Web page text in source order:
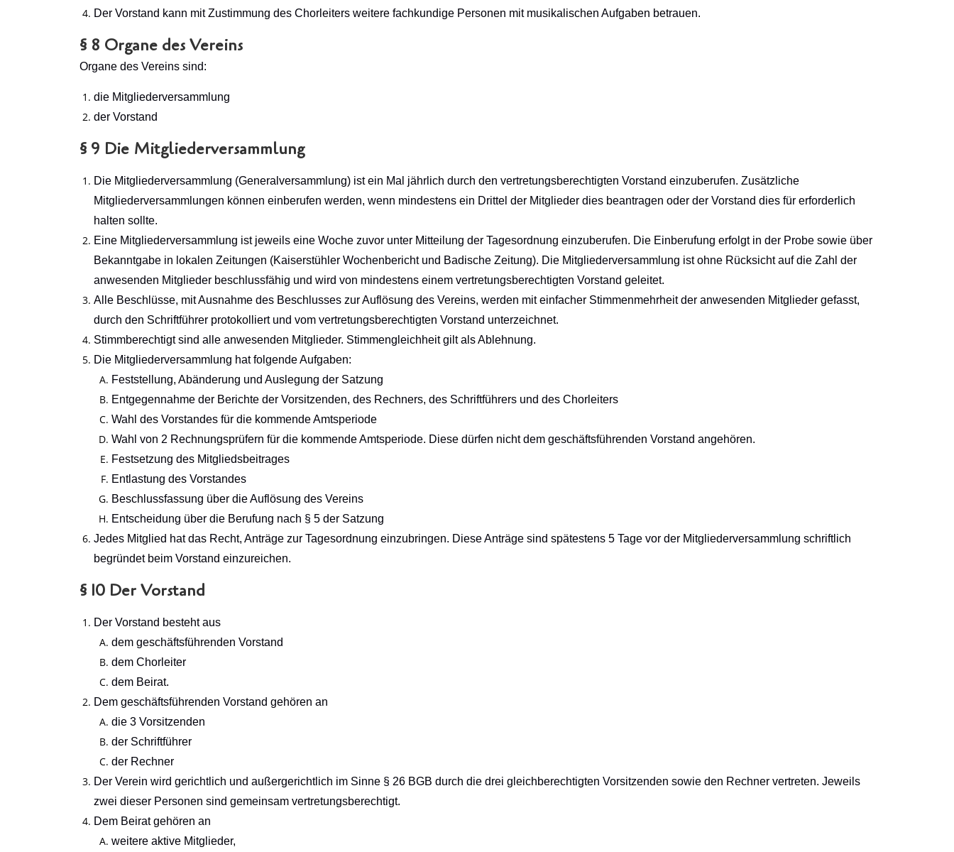
Der Vorstand kann mit Zustimmung des Chorleiters weitere fachkundige Personen mit musikalischen Aufgaben betrauen.
§ 8 Organe des Vereins
Organe des Vereins sind:
die Mitgliederversammlung
der Vorstand
§ 9 Die Mitgliederversammlung
Die Mitgliederversammlung (Generalversammlung) ist ein Mal jährlich durch den vertretungsberechtigten Vorstand einzuberufen. Zusätzliche
Mitgliederversammlungen können einberufen werden, wenn mindestens ein Drittel der Mitglieder dies beantragen oder der Vorstand dies für erforderlich
halten sollte.
Eine Mitgliederversammlung ist jeweils eine Woche zuvor unter Mitteilung der Tagesordnung einzuberufen. Die Einberufung erfolgt in der Probe sowie über
Bekanntgabe in lokalen Zeitungen (Kaiserstühler Wochenbericht und Badische Zeitung). Die Mitgliederversammlung ist ohne Rücksicht auf die Zahl der
anwesenden Mitglieder beschlussfähig und wird von mindestens einem vertretungsberechtigten Vorstand geleitet.
Alle Beschlüsse, mit Ausnahme des Beschlusses zur Auflösung des Vereins, werden mit einfacher Stimmenmehrheit der anwesenden Mitglieder gefasst,
durch den Schriftführer protokolliert und vom vertretungsberechtigten Vorstand unterzeichnet.
Stimmberechtigt sind alle anwesenden Mitglieder. Stimmengleichheit gilt als Ablehnung.
Die Mitgliederversammlung hat folgende Aufgaben:
Feststellung, Abänderung und Auslegung der Satzung
Entgegennahme der Berichte der Vorsitzenden, des Rechners, des Schriftführers und des Chorleiters
Wahl des Vorstandes für die kommende Amtsperiode
Wahl von 2 Rechnungsprüfern für die kommende Amtsperiode. Diese dürfen nicht dem geschäftsführenden Vorstand angehören.
Festsetzung des Mitgliedsbeitrages
Entlastung des Vorstandes
Beschlussfassung über die Auflösung des Vereins
Entscheidung über die Berufung nach § 5 der Satzung
Jedes Mitglied hat das Recht, Anträge zur Tagesordnung einzubringen. Diese Anträge sind spätestens 5 Tage vor der Mitgliederversammlung schriftlich
begründet beim Vorstand einzureichen.
§ 10 Der Vorstand
Der Vorstand besteht aus
dem geschäftsführenden Vorstand
dem Chorleiter
dem Beirat.
Dem geschäftsführenden Vorstand gehören an
die 3 Vorsitzenden
der Schriftführer
der Rechner
Der Verein wird gerichtlich und außergerichtlich im Sinne § 26 BGB durch die drei gleichberechtigten Vorsitzenden sowie den Rechner vertreten. Jeweils
zwei dieser Personen sind gemeinsam vertretungsberechtigt.
Dem Beirat gehören an
weitere aktive Mitglieder,